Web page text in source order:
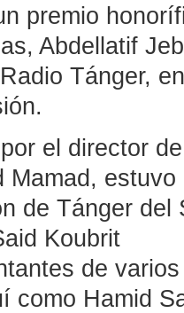
premio
Abdellatif
Tánger,
el director
Mamad,
de Tánger
Koubrit
de
como Hamid